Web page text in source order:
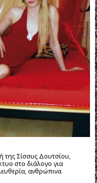
της Σίσσυς Δουτσίου,
στο διάλογο για
ανθρώπινα